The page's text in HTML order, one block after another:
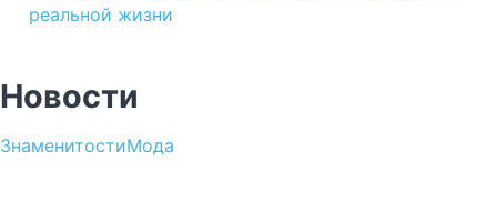
реальной жизни
Новости
ЗнаменитостиМода